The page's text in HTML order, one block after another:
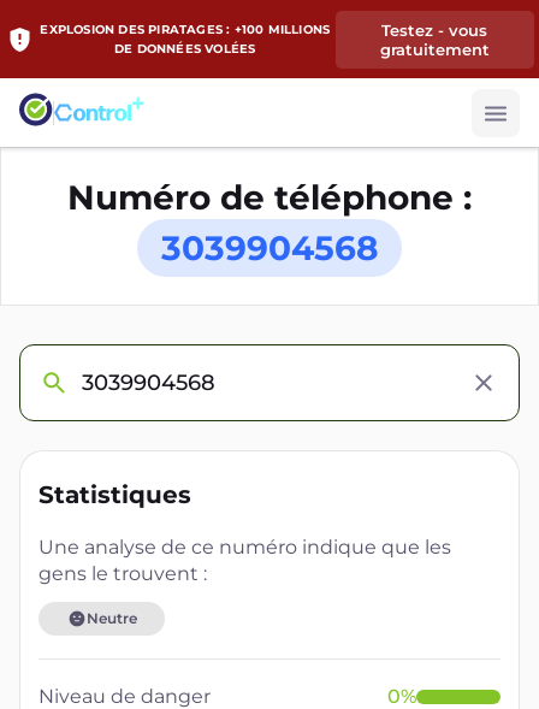
EXPLOSION DES PIRATAGES : +100 MILLIONS
DE DONNÉES VOLÉES
Testez - vous
gratuitement
Numéro de téléphone :
3039904568
Statistiques
Une analyse de ce numéro indique que les
gens le trouvent :
Neutre
Niveau de danger 0%